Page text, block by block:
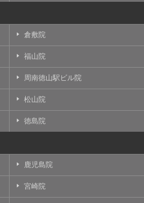
倉敷院
福山院
周南徳山駅ビル院
松山院
徳島院
鹿児島院
宮崎院